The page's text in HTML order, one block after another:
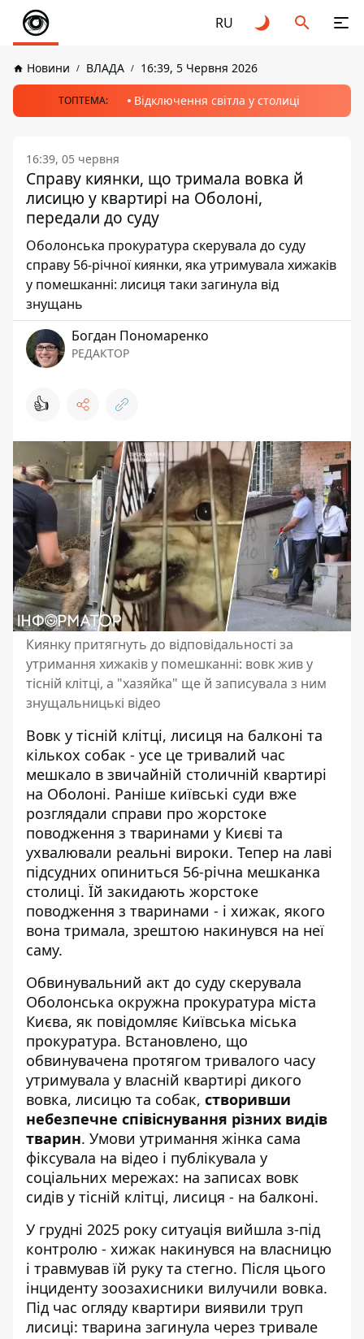
RU
Новини ВЛАДА 16:39, 5 Червня 2026
ТОПТЕМА: Відключення світла у столиці
16:39, 05 червня
Справу киянки, що тримала вовка й
лисицю у квартирі на Оболоні,
передали до суду
Оболонська прокуратура скерувала до суду
справу 56-річної киянки, яка утримувала хижаків
у помешканні: лисиця таки загинула від
знущань
Богдан Пономаренко
РЕДАКТОР
👍
Киянку притягнуть до відповідальності за
утримання хижаків у помешканні: вовк жив у
тісній клітці, а "хазяйка" ще й записувала з ним
знущальницькі відео
Вовк у тісній клітці, лисиця на балконі та
кількох собак - усе це тривалий час
мешкало в звичайній столичній квартирі
на Оболоні. Раніше київські суди вже
розглядали справи про жорстоке
поводження з тваринами у Києві та
ухвалювали реальні вироки. Тепер на лаві
підсудних опиниться 56-річна мешканка
столиці. Їй закидають жорстоке
поводження з тваринами - і хижак, якого
вона тримала, зрештою накинувся на неї
саму.
Обвинувальний акт до суду скерувала
Оболонська окружна прокуратура міста
Києва, як повідомляє Київська міська
прокуратура. Встановлено, що
обвинувачена протягом тривалого часу
утримувала у власній квартирі дикого
вовка, лисицю та собак, створивши
небезпечне співіснування різних видів
тварин. Умови утримання жінка сама
фіксувала на відео і публікувала у
соціальних мережах: на записах вовк
сидів у тісній клітці, лисиця - на балконі.
У грудні 2025 року ситуація вийшла з-під
контролю - хижак накинувся на власницю
і травмував їй руку та стегно. Після цього
інциденту зоозахисники вилучили вовка.
Під час огляду квартири виявили труп
лисиці: тварина загинула через тривале